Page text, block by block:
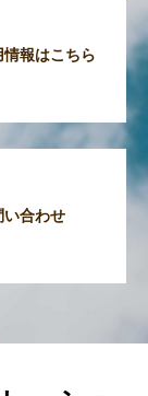
情報はこちら
い合わせ